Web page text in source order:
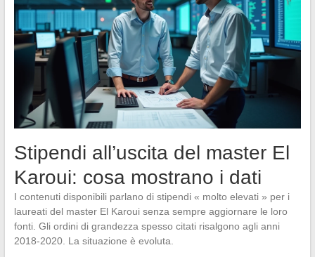
Stipendi all’uscita del master El
Karoui: cosa mostrano i dati
I contenuti disponibili parlano di stipendi « molto elevati » per i
laureati del master El Karoui senza sempre aggiornare le loro
fonti. Gli ordini di grandezza spesso citati risalgono agli anni
2018-2020. La situazione è evoluta.